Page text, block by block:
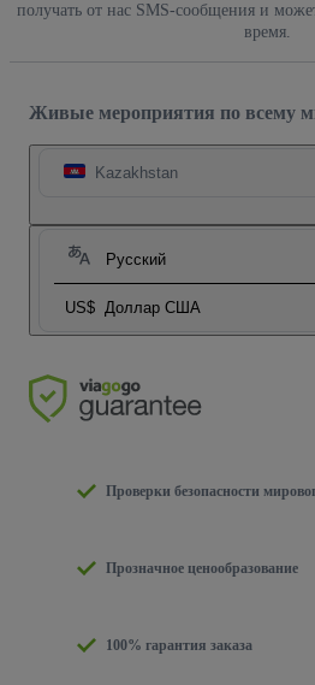
получать от нас SMS-сообщения и
время.
Живые мероприятия по всему
Kazakhstan
Русский
US$ Доллар США
Проверки безопасности
Прозначное ценообразование
100% гарантия заказа